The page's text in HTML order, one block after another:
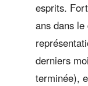
esprits.
ans dans le
derniers
terminée),